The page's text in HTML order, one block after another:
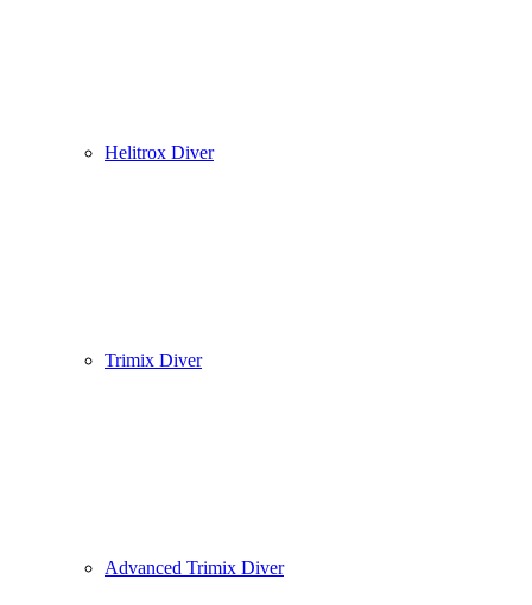
Helitrox Diver
Trimix Diver
Advanced Trimix Diver